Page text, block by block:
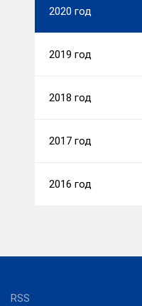
2020 год
2019 год
2018 год
2017 год
2016 год
RSS